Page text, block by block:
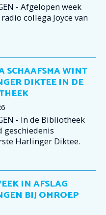
- Afgelopen week
collega Joyce van
SCHAAFSMA WINT
DIKTEE IN DE
- In de Bibliotheek
geschiedenis
Harlinger Diktee.
IN AFSLAG
BIJ OMROEP